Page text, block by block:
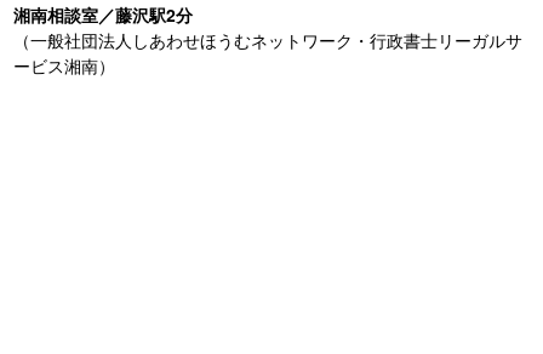
湘南相談室／藤沢駅2分
（一般社団法人しあわせほうむネットワーク・行政書士リーガルサ
ービス湘南）